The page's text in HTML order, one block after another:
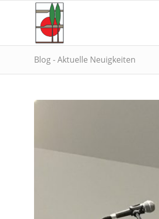
Blog - Aktuelle Neuigkeiten